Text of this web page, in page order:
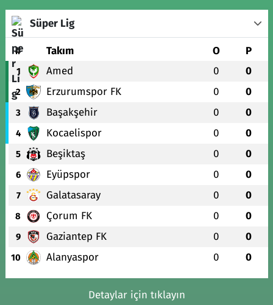
Süper Lig
# Takım O P
1 Amed 0 0
2 Erzurumspor FK 0 0
3 Başakşehir 0 0
4 Kocaelispor 0 0
5 Beşiktaş 0 0
6 Eyüpspor 0 0
7 Galatasaray 0 0
8 Çorum FK 0 0
9 Gaziantep FK 0 0
10 Alanyaspor 0 0
Detaylar için tıklayın